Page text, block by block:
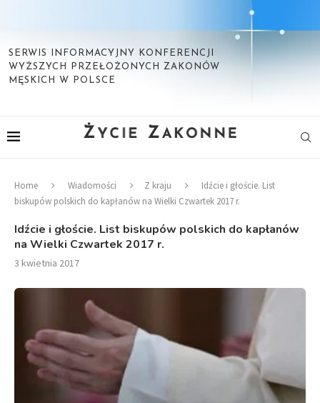
SERWIS INFORMACYJNY KONFERENCJI
WYŻSZYCH PRZEŁOŻONYCH ZAKONÓW
MĘSKICH W POLSCE
Home Wiadomości Z kraju
Idźcie i głoście. List
biskupów polskich do kapłanów na Wielki Czwartek 2017 r.
Idźcie i głoście. List biskupów polskich do kapłanów
na Wielki Czwartek 2017 r.
3 kwietnia 2017